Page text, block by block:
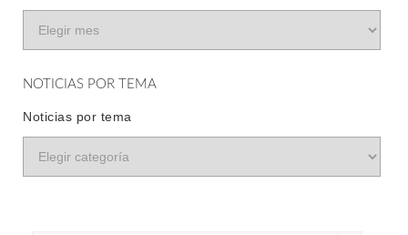
NOTICIAS POR TEMA
Noticias por tema